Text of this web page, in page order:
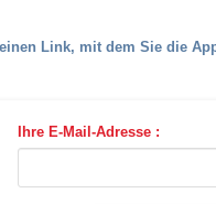
Link, mit dem Sie die
Ihre E-Mail-Adresse :